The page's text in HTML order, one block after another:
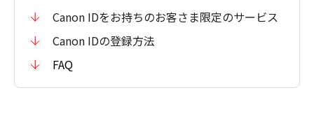
Canon IDをお持ちのお客さま限定のサービス
Canon IDの登録方法
FAQ